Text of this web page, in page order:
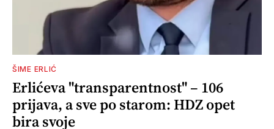
ŠIME ERLIĆ
Erlićeva "transparentnost" – 106
prijava, a sve po starom: HDZ opet
bira svoje